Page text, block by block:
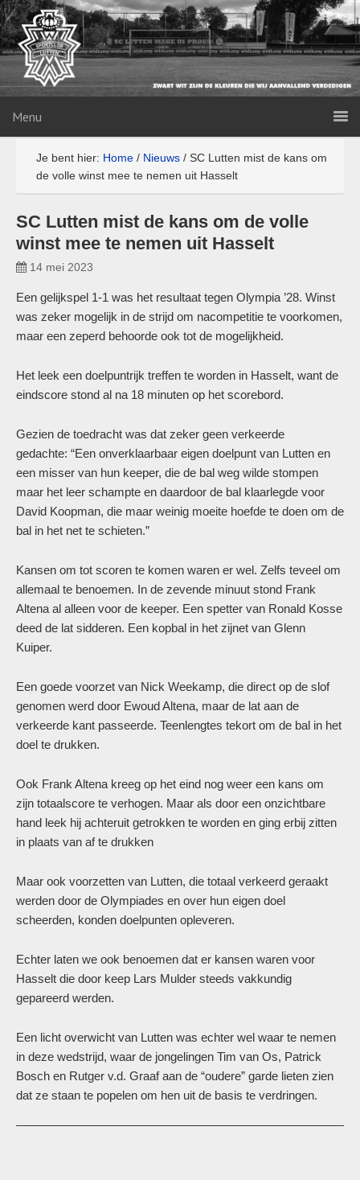
Menu
Je bent hier: Home / Nieuws / SC Lutten mist de kans om
de volle winst mee te nemen uit Hasselt
SC Lutten mist de kans om de volle
winst mee te nemen uit Hasselt
14 mei 2023
Een gelijkspel 1-1 was het resultaat tegen Olympia ’28. Winst
was zeker mogelijk in de strijd om nacompetitie te voorkomen,
maar een zeperd behoorde ook tot de mogelijkheid.
Het leek een doelpuntrijk treffen te worden in Hasselt, want de
eindscore stond al na 18 minuten op het scorebord.
Gezien de toedracht was dat zeker geen verkeerde
gedachte: “Een onverklaarbaar eigen doelpunt van Lutten en
een misser van hun keeper, die de bal weg wilde stompen
maar het leer schampte en daardoor de bal klaarlegde voor
David Koopman, die maar weinig moeite hoefde te doen om de
bal in het net te schieten.”
Kansen om tot scoren te komen waren er wel. Zelfs teveel om
allemaal te benoemen. In de zevende minuut stond Frank
Altena al alleen voor de keeper. Een spetter van Ronald Kosse
deed de lat sidderen. Een kopbal in het zijnet van Glenn
Kuiper.
Een goede voorzet van Nick Weekamp, die direct op de slof
genomen werd door Ewoud Altena, maar de lat aan de
verkeerde kant passeerde. Teenlengtes tekort om de bal in het
doel te drukken.
Ook Frank Altena kreeg op het eind nog weer een kans om
zijn totaalscore te verhogen. Maar als door een onzichtbare
hand leek hij achteruit getrokken te worden en ging erbij zitten
in plaats van af te drukken
Maar ook voorzetten van Lutten, die totaal verkeerd geraakt
werden door de Olympiades en over hun eigen doel
scheerden, konden doelpunten opleveren.
Echter laten we ook benoemen dat er kansen waren voor
Hasselt die door keep Lars Mulder steeds vakkundig
gepareerd werden.
Een licht overwicht van Lutten was echter wel waar te nemen
in deze wedstrijd, waar de jongelingen Tim van Os, Patrick
Bosch en Rutger v.d. Graaf aan de “oudere” garde lieten zien
dat ze staan te popelen om hen uit de basis te verdringen.